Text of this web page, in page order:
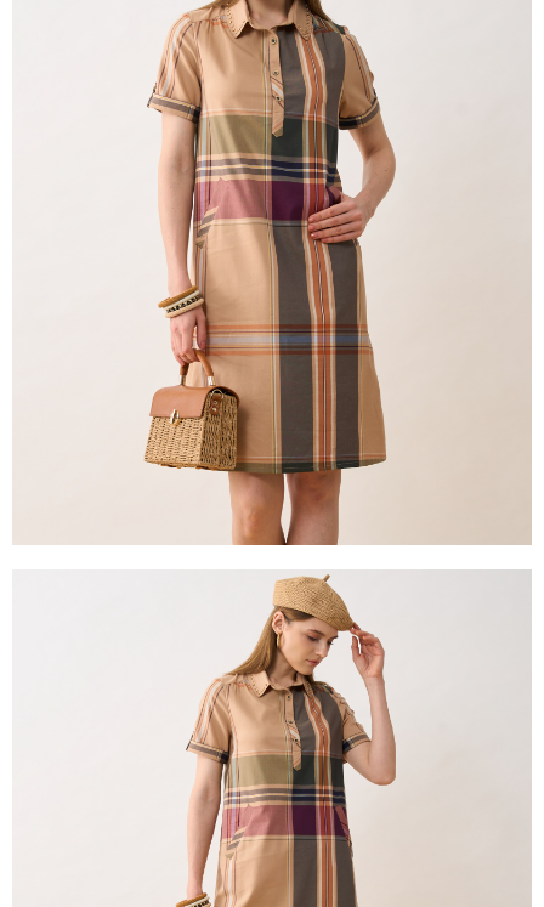
2.透過簡訊連結打開帳單後，可選擇「超商條碼／台灣大直營門市／銀行轉
帳／街口支付／iPASS MONEY」等通路繳費。
1.本服務係由「台灣大哥大股份有限公司」（以下簡稱本公司）所提供，讓
用戶於交易時，得透過本服務購買商品或服務，並由商店將買賣／分期付款
買賣價金債權讓與本公司後，依約使用本公司帳單繳交帳款。
2.基於同意付款使用「大哥付你分期」之契約關係目的，商店將以您的個人
資料（包含姓名、電話或地址）提供予台灣大哥大進項蒐集、處理及利用，
由本公司與您本人進行分期帳單所需資料之確認、核對及更正。
3.完整用戶服務條款，請詳閱以下連結：
https://oppay.tw/userRule
１．於結帳方式選擇「AFTEE先享後付」後，將跳轉至「AFTEE先享後付」
結帳頁面，進行簡訊認證並確認金額後，即可完成結帳。
２．訂單成立數日內，您將收到繳費通知簡訊。
３．收到繳費通知簡訊後14天內，點擊此簡訊中的連結，可透過四大超商／
ATM／網路銀行／等多元方式進行付款，方視為交易完成。
※ 請注意：結帳手續完成當下不需立刻繳費，但若您需要取消訂單，請聯絡
購買商品的店家。未經商家同意取消之訂單仍視為有效，需透過AFTEE先享
後付繳納相關費用。
※ 交易是否成功請以「AFTEE先享後付 」之結帳頁面顯示為準，若有關於
是否繳費成功／繳費後需取消欲退款等相關疑問，請聯繫「AFTEE先享後付
https://netprotections.freshdesk.com/support/home
１．透過由恩沛科技股份有限公司提供之「AFTEE先享後付」服務完成之交
易，需依本服務之必要範圍內提供個人資料，並將交易相關給付款項請求債
權轉讓予恩沛科技股份有限公司。
２．關於個人資料處理事宜，請瀏覽以下網址：
https://aftee.tw/terms/#terms3
３．未成年的使用者請事先徵得法定代理人或監護人之同意方可使用
「AFTEE先享後付」，若未經同意申辦者引起之損失，本公司不負相關責
４．使用「AFTEE先享後付」時，將依據個別帳號之用戶狀況，依本公司即
時審查核予不同之上限額度；若仍有額度不足之情形，本公司將視審查結果
５．嚴禁一人註冊多個帳號或使用他人資訊註冊。若發現惡意使用之情形，
每筆NT$120，滿NT$2,000(含以上)免運費
每筆NT$120，滿NT$2,000(含以上)免運費